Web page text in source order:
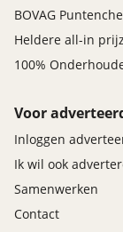
BOVAG
Heldere all-in
100%
Voor
Inloggen
Ik wil ook
Samenwerken
Contact